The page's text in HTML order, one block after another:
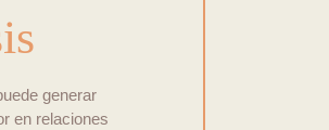
generar
en relaciones